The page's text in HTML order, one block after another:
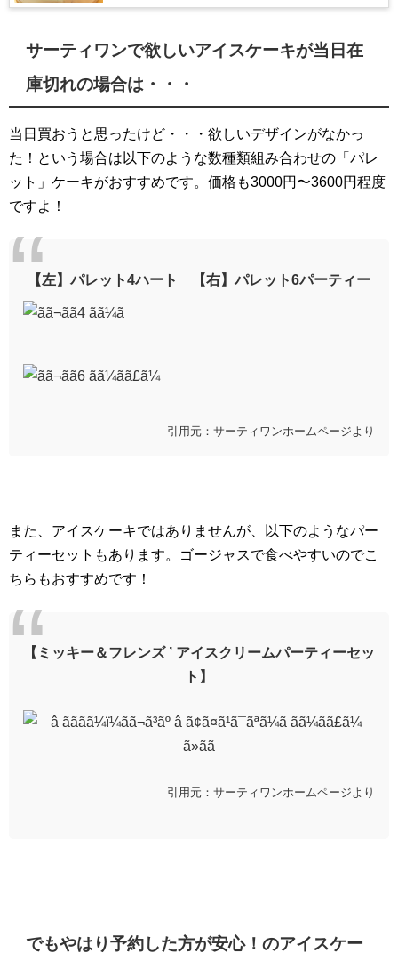
サーティワンで欲しいアイスケーキが当日在
庫切れの場合は・・・
当日買おうと思ったけど・・・欲しいデザインがなかっ
た！という場合は以下のような数種類組み合わせの「パレ
ット」ケーキがおすすめです。価格も3000円〜3600円程度
ですよ！
【左】パレット4ハート 【右】パレット6パーティー
引用元：サーティワンホームページより
また、アイスケーキではありませんが、以下のようなパー
ティーセットもあります。ゴージャスで食べやすいのでこ
ちらもおすすめです！
【ミッキー＆フレンズ ’ アイスクリームパーティーセッ
ト】
引用元：サーティワンホームページより
でもやはり予約した方が安心！のアイスケー